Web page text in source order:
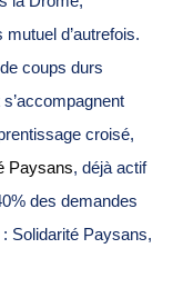
d’autrefois.
coups durs
croisé,
Paysans, déjà actif
des demandes
Solidarité Paysans,